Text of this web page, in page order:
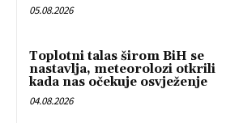
05.08.2026
Toplotni talas širom BiH se
nastavlja, meteorolozi otkrili
kada nas očekuje osvježenje
04.08.2026